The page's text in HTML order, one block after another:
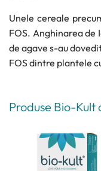
Unele cereale
FOS. Anghinarea de
de agave s-au
FOS dintre plantele
Produse Bio-Kult